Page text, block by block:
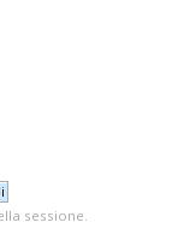
sessione.